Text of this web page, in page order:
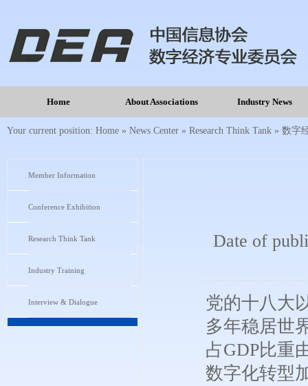
Home About Associations Industry News
Your current position: Home » News Center » Research Think Tank » 数字
Member Information
Conference Exhibition
Research Think Tank
Industry Training
Interview & Dialogue
Date of
党的十八大
多年稳居世
占GDP比重
数字化转型